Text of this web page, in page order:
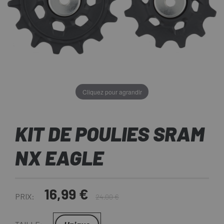
Cliquez pour agrandir
KIT DE POULIES SRAM
NX EAGLE
PRIX: 16,99 € 24,00 €